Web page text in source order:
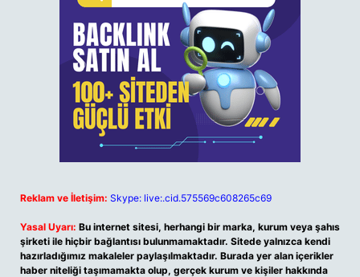
Reklam ve İletişim: Skype: live:.cid.575569c608265c69
Yasal Uyarı: Bu internet sitesi, herhangi bir marka, kurum veya şahıs
şirketi ile hiçbir bağlantısı bulunmamaktadır. Sitede yalnızca kendi
hazırladığımız makaleler paylaşılmaktadır. Burada yer alan içerikler
haber niteliği taşımamakta olup, gerçek kurum ve kişiler hakkında